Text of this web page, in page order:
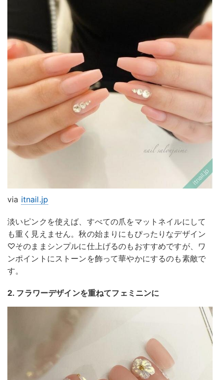
via itnail.jp
淡いピンクを使えば、すべての爪をマットネイルにして
も重く見えません。秋の始まりにもぴったりなデザイン
♡そのままシンプルに仕上げるのもおすすめですが、ワ
ンポイントにストーンを飾って華やかにするのも素敵で
す。
2. フラワーデザインを重ねてフェミニンに